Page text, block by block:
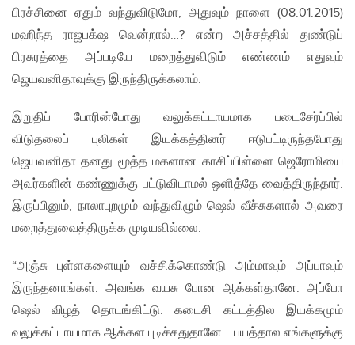
பிரச்சினை ஏதும் வந்துவிடுமோ, அதுவும் நாளை (08.01.2015)
மஹிந்த ராஜபக்‌ஷ வென்றால்…? என்ற அச்சத்தில் துண்டுப்
பிரசுரத்தை அப்படியே மறைத்துவிடும் எண்ணம் எதுவும்
ஜெயவனிதாவுக்கு இருந்திருக்கலாம்.
இறுதிப் போரின்போது வலுக்கட்டாயமாக படைசேர்ப்பில்
விடுதலைப் புலிகள் இயக்கத்தினர் ஈடுபட்டிருந்தபோது
ஜெயவனிதா தனது மூத்த மகளான காசிப்பிள்ளை ஜெரோமியை
அவர்களின் கண்ணுக்கு பட்டுவிடாமல் ஒளித்தே வைத்திருந்தார்.
இருப்பினும், நாலாபுறமும் வந்துவிழும் ஷெல் வீச்சுகளால் அவரை
மறைத்துவைத்திருக்க முடியவில்லை.
“அஞ்சு புள்ளகளையும் வச்சிக்கொண்டு அம்மாவும் அப்பாவும்
இருந்தனாங்கள். அவங்க வயசு போன ஆக்கள்தானே. அப்போ
ஷெல் விழத் தொடங்கிட்டு. கடைசி கட்டத்தில இயக்கமும்
வலுக்கட்டாயமாக ஆக்கள புடிச்சதுதானே… பயத்தால எங்களுக்கு